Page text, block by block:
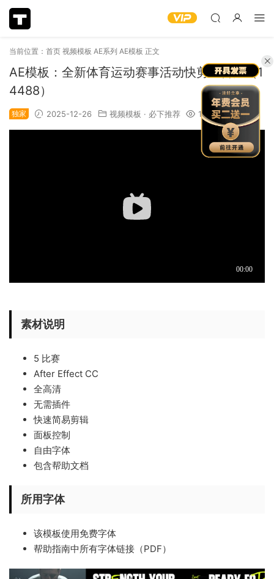
当前位置： 首页 视频模板 AE系列 AE模板 正文
AE模板：全新体育运动赛事活动快剪宣传片（1
4488）
独家 2025-12-26 视频模板 · 必下推荐 1.18k
素材说明
5 比赛
After Effect CC
全高清
无需插件
快速简易剪辑
面板控制
自由字体
包含帮助文档
所用字体
该模板使用免费字体
帮助指南中所有字体链接（PDF）